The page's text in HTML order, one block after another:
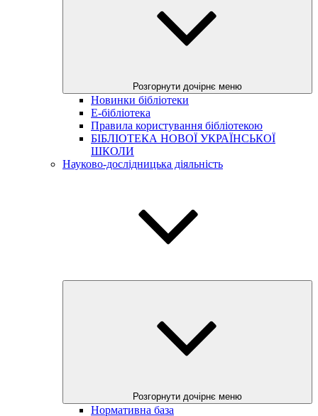
Розгорнути дочірнє меню
Новинки бібліотеки
E-бібліотека
Правила користування бібліотекою
БІБЛІОТЕКА НОВОЇ УКРАЇНСЬКОЇ
ШКОЛИ
Науково-дослідницька діяльність
Розгорнути дочірнє меню
Нормативна база